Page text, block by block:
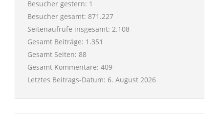
Besucher gestern: 1
Besucher gesamt: 871.227
Seitenaufrufe insgesamt: 2.108
Gesamt Beiträge: 1.351
Gesamt Seiten: 88
Gesamt Kommentare: 409
Letztes Beitrags-Datum: 6. August 2026